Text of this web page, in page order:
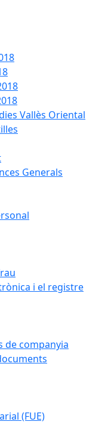
Vallès Oriental
Generals
i el registre
de companyia
(FUE)